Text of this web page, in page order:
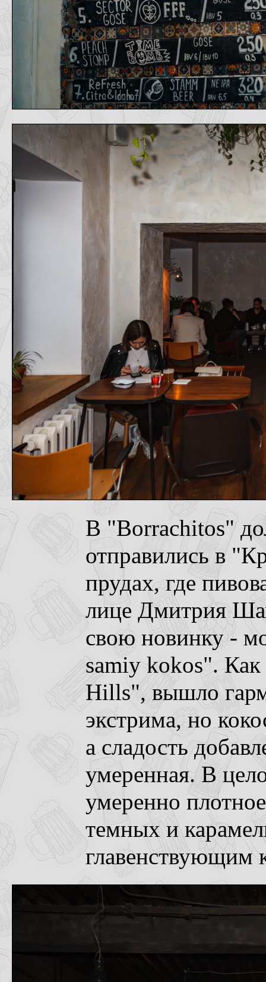
В "Borrachitos"
отправились в
прудах, где
лице Дмитрия
свою новинку -
samiy kokos".
Hills", вышло
экстрима, но
а сладость
умеренная. В
умеренно
темных и
главенствующим